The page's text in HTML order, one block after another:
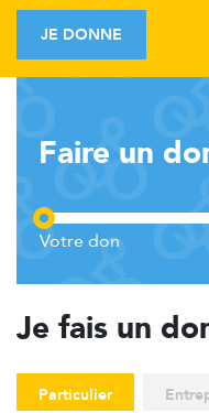
JE DONNE
Faire un
Je fais un
Particulier